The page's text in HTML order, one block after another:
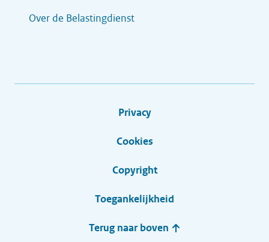
Over de Belastingdienst
Privacy
Cookies
Copyright
Toegankelijkheid
Terug naar boven